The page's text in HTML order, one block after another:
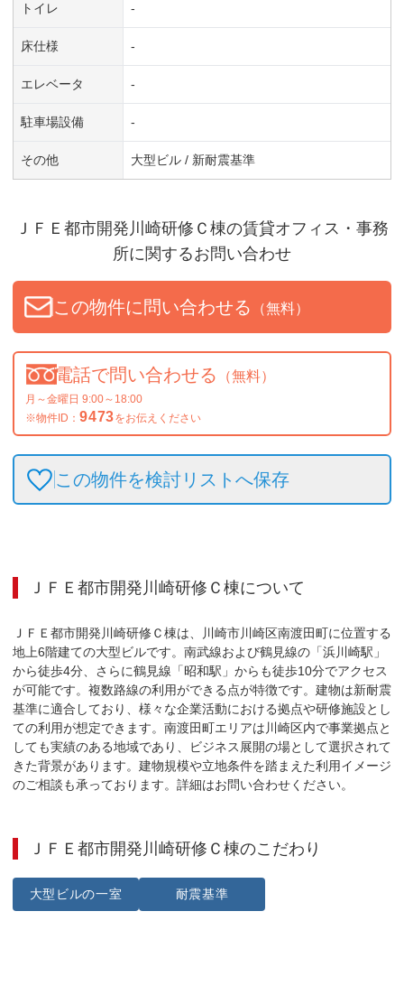
トイレ -
床仕様 -
エレベータ -
駐車場設備 -
その他 大型ビル / 新耐震基準
ＪＦＥ都市開発川崎研修Ｃ棟の賃貸オフィス・事務
所に関するお問い合わせ
この物件に問い合わせる （無料）
電話で問い合わせる （無料）
月～金曜日 9:00～18:00
※物件ID： 9473をお伝えください
この物件を検討リストへ保存
ＪＦＥ都市開発川崎研修Ｃ棟について
ＪＦＥ都市開発川崎研修Ｃ棟は、川崎市川崎区南渡田町に位置する
地上6階建ての大型ビルです。南武線および鶴見線の「浜川崎駅」
から徒歩4分、さらに鶴見線「昭和駅」からも徒歩10分でアクセス
が可能です。複数路線の利用ができる点が特徴です。建物は新耐震
基準に適合しており、様々な企業活動における拠点や研修施設とし
ての利用が想定できます。南渡田町エリアは川崎区内で事業拠点と
しても実績のある地域であり、ビジネス展開の場として選択されて
きた背景があります。建物規模や立地条件を踏まえた利用イメージ
のご相談も承っております。詳細はお問い合わせください。
ＪＦＥ都市開発川崎研修Ｃ棟のこだわり
大型ビルの一室 耐震基準